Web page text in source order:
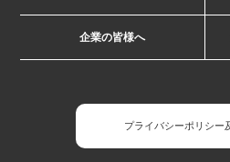
企業の皆様へ
プライバシーポリシー